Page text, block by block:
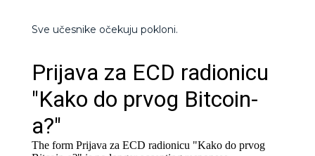
Sve učesnike očekuju pokloni.